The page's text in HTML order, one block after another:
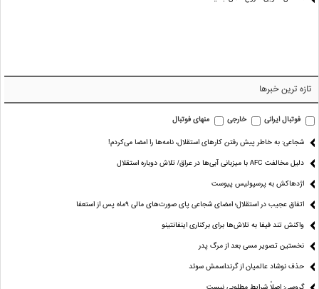
تازه ترین خبرها
فوتبال ایرانی خارجی منهای فوتبال
شجاعی: به خاطر پیش رفتن کارهای استقلال، نامه‌ها را امضا می‌کردم!
دلیل مخالفت AFC با میزبانی آبی‌ها در عراق/ تلاش دوباره استقلال
اژدهاکش به پرسپولیس پیوست
اتفاق عجیب در استقلال؛ امضای شجاعی پای صورت‌های مالی ٩ماه پس از استعفا
واکنش تند فیفا به تلاش‌ها برای برکناری اینفانتینو
نخستین تصویر مسی بعد از مرگ پدر
حذف نوشاد عالمیان از گرنداسمش سوئد